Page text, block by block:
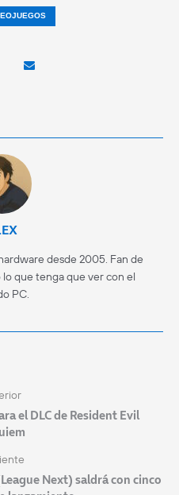
desde 2005. Fan de
que tenga que ver con el
PC.
el DLC de Resident Evil
Next) saldrá con cinco